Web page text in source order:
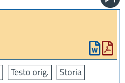
Testo orig.
Storia